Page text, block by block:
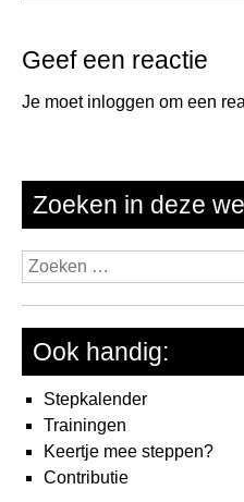
Geef een reactie
Je moet inloggen om een
Zoeken in deze
Zoeken
naar:
Ook handig:
Stepkalender
Trainingen
Keertje mee steppen?
Contributie